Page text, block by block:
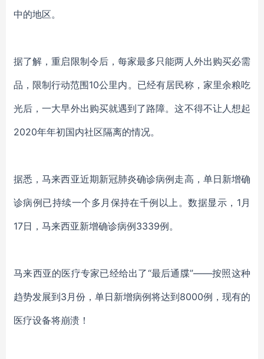
中的地区。
据了解，重启限制令后，每家最多只能两人外出购买必需
品，限制行动范围10公里内。已经有居民称，家里余粮吃
光后，一大早外出购买就遇到了路障。这不得不让人想起
2020年年初国内社区隔离的情况。
据悉，马来西亚近期新冠肺炎确诊病例走高，单日新增确
诊病例已持续一个多月保持在千例以上。数据显示， 1月
17日，马来西亚新增确诊病例3339例。
马来西亚的医疗专家已经给出了“最后通牒”——按照这种
趋势发展到3月份，单日新增病例将达到8000例，现有的
医疗设备将崩溃！